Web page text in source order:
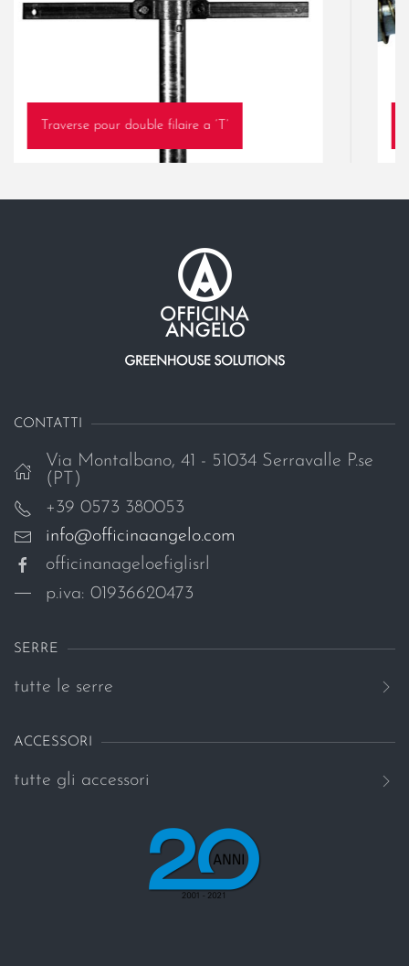
Traverse pour double filaire a ‘T’
CONTATTI
Via Montalbano, 41 - 51034 Serravalle P.se
(PT)
+39 0573 380053
info@officinaangelo.com
officinanageloefiglisrl
p.iva: 01936620473
SERRE
tutte le serre
ACCESSORI
tutte gli accessori